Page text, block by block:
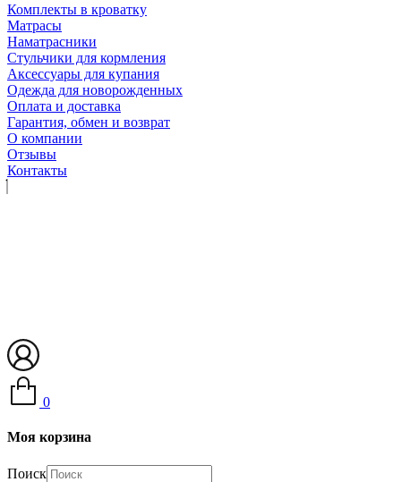
Комплекты в кроватку
Матрасы
Наматрасники
Стульчики для кормления
Аксессуары для купания
Одежда для новорожденных
Оплата и доставка
Гарантия, обмен и возврат
О компании
Отзывы
Контакты
0
Моя корзина
Поиск